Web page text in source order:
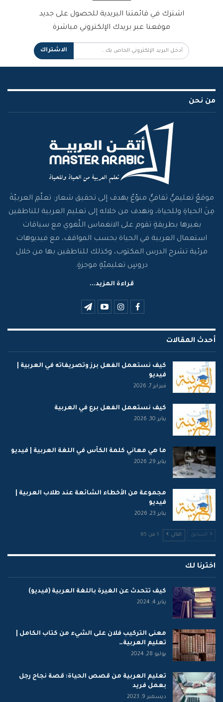
اشترك في قائمتنا البريدية للحصول على جديد
موقعنا عبر بريدك الإلكتروني مباشرة
الاشتراك
من نحن
موقعٌ تعليميٌّ ثقافيٌّ منوّعٌ يهدف إلى تحقيق شعار: تعلّمِ العربيّةَ
مِنَ الحياةِ وللحياة، ونهدف من خلاله إلى تعليم العربية للناطقين
بغيرها بطريقةٍ تقوم على الانغماس اللّغوي مع سياقات
استعمال العربية في الحياة بحسب المواقف، مع فيديوهات
مرئية تشرح الدرس المكتوب، وكذلك للناطقين بها من خلال
دروسٍ تعليميّةٍ موجزةٍ.
قراءة المزيد...
أحدث المقالات
كيف نستعمل الفعل برز وتصريفاته في العربية |
فيديو
فبراير 7, 2026
كيف نستعمل الفعل برع في العربية
يناير 30, 2026
ما هي معاني كلمة الكأس في اللغة العربية | فيديو
يناير 29, 2026
مجموعة من الأخطاء الشائعة عند طلاب العربية |
فيديو
يناير 23, 2026
السابق التالي 1 من 85
اخترنا لك
كيف تتحدث عن الغيرة باللغة العربية (فيديو)
يناير 4, 2024
معنى التركيب فلان على الشيء من كتاب الكامل |
تعليم العربية…
يوليو 28, 2024
تعليم العربية من قصص الحياة: قصة نجاح رجل
بعمل فريد
ديسمبر 9, 2023